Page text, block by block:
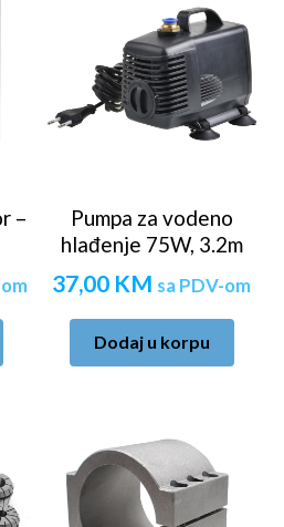
–
Pumpa za vodeno
hlađenje 75W, 3.2m
37,00 KM sa PDV-om
Dodaj u korpu